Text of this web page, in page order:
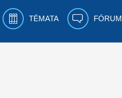
TÉMATA FÓRUM